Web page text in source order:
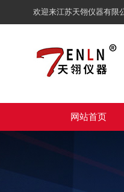
欢迎来江苏天翎仪器有限
网站首页